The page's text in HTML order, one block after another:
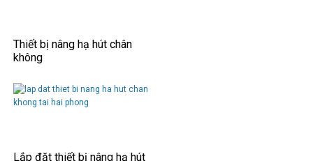
Thiết bị nâng hạ hút chân
không
Lắp đặt thiết bị nâng hạ hút